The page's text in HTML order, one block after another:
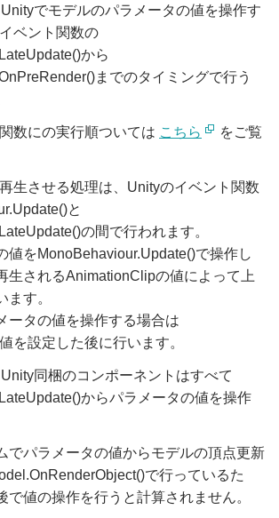
でモデルのパラメータの値を操作す
ベント関数の
から
までのタイミングで行う
数にの実行順ついては こちら
をご覧
生させる処理は、Unityのイベント関数
と
の間で行われます。
値をMonoBehaviour.Update()で操作し
生されるAnimationClipの値によって上
ます。
ータの値を操作する場合は
を設定した後に行います。
同梱のコンポーネントはすべて
からパラメータの値を操作
でパラメータの値からモデルの頂点更新
で行っているた
で値の操作を行うと計算されません。